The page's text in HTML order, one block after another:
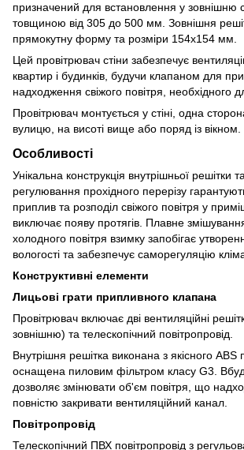
призначений для встановлення у зовнішню
товщиною від 305 до 500 мм. Зовнішня
прямокутну форму та розміри 154х154 мм.
Цей провітрювач стіни забезпечує
квартир і будинків, будучи клапаном для
надходження свіжого повітря, необхідного
Провітрювач монтується у стіні, одна
вулицю, на висоті вище або поряд із вікном.
Особливості
Унікальна конструкція внутрішньої решітки
регулювання прохідного перерізу
приплив та розподіл свіжого повітря у
виключає появу протягів. Плавне
холодного повітря взимку запобігає
вологості та забезпечує саморегуляцію
Конструктивні елементи
Лицьові грати припливного клапана
Провітрювач включає дві вентиляційні
зовнішню) та телескопічний повітропровід.
Внутрішня решітка виконана з якісного ABS
оснащена пиловим фільтром класу G3.
дозволяє змінювати об'єм повітря, що
повністю закривати вентиляційний канал.
Повітропровід
Телескопічний ПВХ повітропровід з